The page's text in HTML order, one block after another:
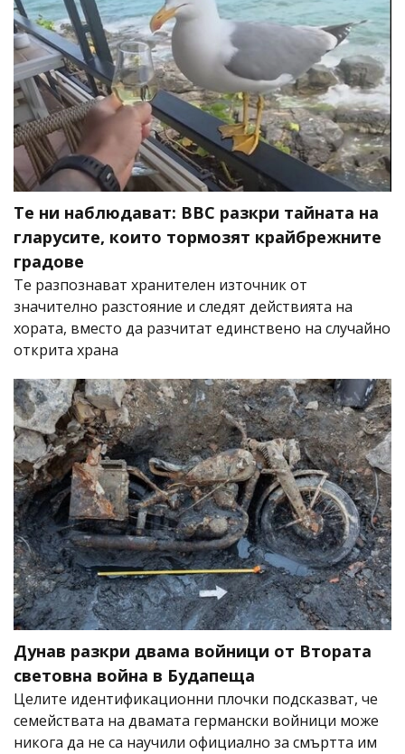
Те ни наблюдават: BBC разкри тайната на
гларусите, които тормозят крайбрежните
градове
Те разпознават хранителен източник от
значително разстояние и следят действията на
хората, вместо да разчитат единствено на случайно
открита храна
Дунав разкри двама войници от Втората
световна война в Будапеща
Целите идентификационни плочки подсказват, че
семействата на двамата германски войници може
никога да не са научили официално за смъртта им